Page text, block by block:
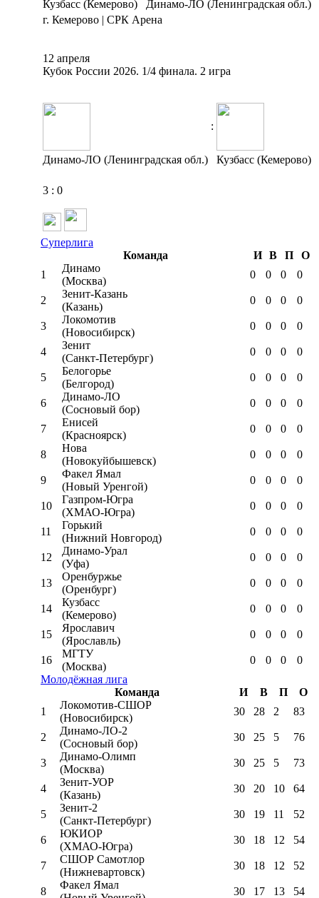
Кузбасс (Кемерово)
Динамо-ЛО (Ленинградская обл.)
г. Кемерово | СРК Арена
12 апреля
Кубок России 2026. 1/4 финала. 2 игра
:
Динамо-ЛО (Ленинградская обл.) Кузбасс (Кемерово)
3 : 0
Суперлига
Команда
И В П
О
1
Динамо
(Москва)
0 0 0 0
2
Зенит-Казань
(Казань)
0 0 0 0
3
Локомотив
(Новосибирск)
0 0 0 0
4
Зенит
(Санкт-Петербург)
0 0 0 0
5
Белогорье
(Белгород)
0 0 0 0
6
Динамо-ЛО
(Сосновый бор)
0 0 0 0
7
Енисей
(Красноярск)
0 0 0 0
8
Нова
(Новокуйбышевск)
0 0 0 0
9
Факел Ямал
(Новый Уренгой)
0 0 0 0
10
Газпром-Югра
(ХМАО-Югра)
0 0 0 0
11
Горький
(Нижний Новгород)
0 0 0 0
12
Динамо-Урал
(Уфа)
0 0 0 0
13
Оренбуржье
(Оренбург)
0 0 0 0
14
Кузбасс
(Кемерово)
0 0 0 0
15
Ярославич
(Ярославль)
0 0 0 0
16
МГТУ
(Москва)
0 0 0
0
Молодёжная лига
Команда
И В П
О
1
Локомотив-CШОР
(Новосибирск)
30 28 2 83
2
Динамо-ЛО-2
(Сосновый бор)
30 25 5 76
3
Динамо-Олимп
(Москва)
30 25 5 73
4
Зенит-УОР
(Казань)
30 20 10 64
5
Зенит-2
(Санкт-Петербург)
30 19 11 52
6
ЮКИОР
(ХМАО-Югра)
30 18 12 54
7
СШОР Самотлор
(Нижневартовск)
30 18 12 52
8
Факел Ямал
30 17 13 54